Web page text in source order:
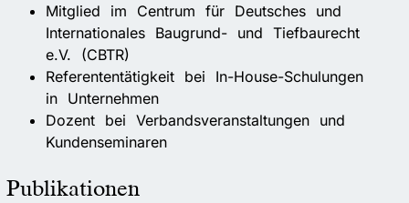
Mitglied im Centrum für Deutsches und
Internationales Baugrund- und Tiefbaurecht
e.V. (CBTR)
Referententätigkeit bei In-House-Schulungen
in Unternehmen
Dozent bei Verbandsveranstaltungen und
Kundenseminaren
Publikationen